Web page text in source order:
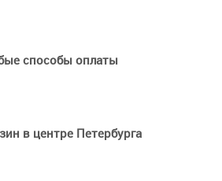
способы оплаты
в центре Петербурга